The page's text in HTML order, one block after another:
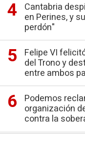
Cantabria
en Perines, y
perdón"
Felipe VI
del Trono y
entre ambos
Podemos
organización
contra la